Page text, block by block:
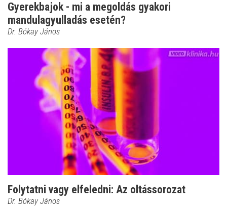
Gyerekbajok - mi a megoldás gyakori
mandulagyulladás esetén?
Dr. Bókay János
Folytatni vagy elfeledni: Az oltássorozat
Dr. Bókay János